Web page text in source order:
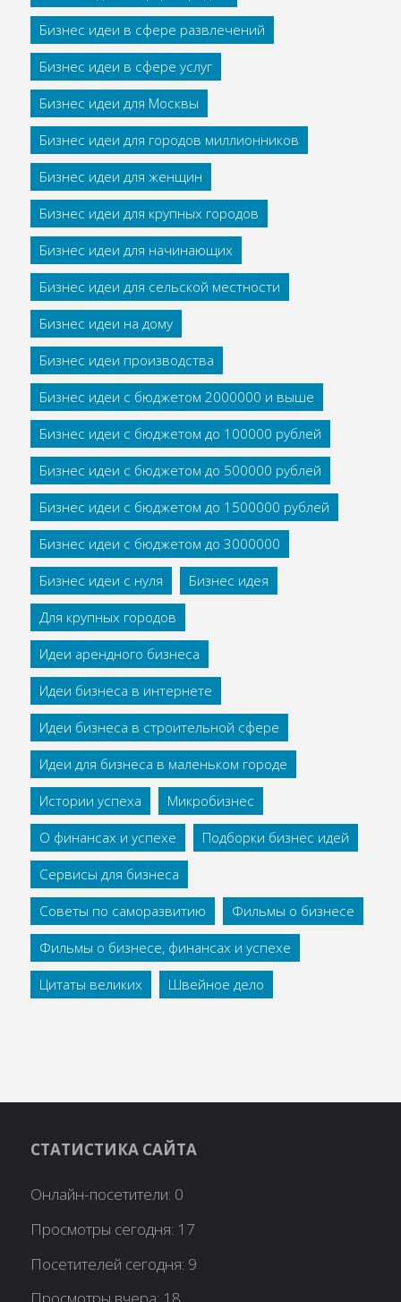
Бизнес идеи в сфере развлечений
Бизнес идеи в сфере услуг
Бизнес идеи для Москвы
Бизнес идеи для городов миллионников
Бизнес идеи для женщин
Бизнес идеи для крупных городов
Бизнес идеи для начинающих
Бизнес идеи для сельской местности
Бизнес идеи на дому
Бизнес идеи производства
Бизнес идеи с бюджетом 2000000 и выше
Бизнес идеи с бюджетом до 100000 рублей
Бизнес идеи с бюджетом до 500000 рублей
Бизнес идеи с бюджетом до 1500000 рублей
Бизнес идеи с бюджетом до 3000000
Бизнес идеи с нуля
Бизнес идея
Для крупных городов
Идеи арендного бизнеса
Идеи бизнеса в интернете
Идеи бизнеса в строительной сфере
Идеи для бизнеса в маленьком городе
Истории успеха
Микробизнес
О финансах и успехе
Подборки бизнес идей
Сервисы для бизнеса
Советы по саморазвитию
Фильмы о бизнесе
Фильмы о бизнесе, финансах и успехе
Цитаты великих
Швейное дело
СТАТИСТИКА САЙТА
Онлайн-посетители: 0
Просмотры сегодня: 17
Посетителей сегодня: 9